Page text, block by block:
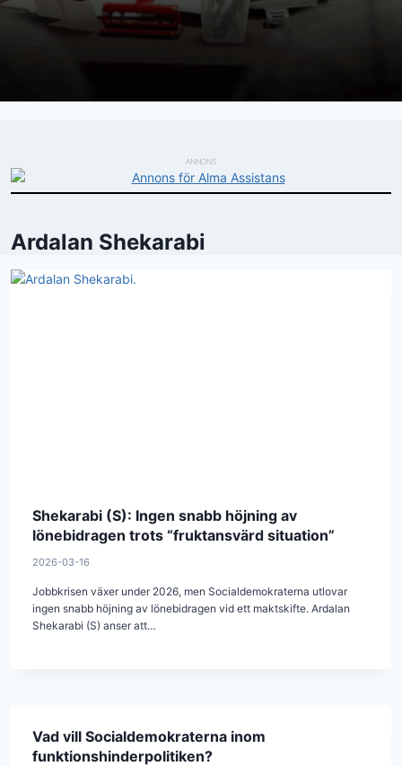
ANNONS
Ardalan Shekarabi
Shekarabi (S): Ingen snabb höjning av
lönebidragen trots “fruktansvärd situation”
2026-03-16
Jobbkrisen växer under 2026, men Socialdemokraterna utlovar
ingen snabb höjning av lönebidragen vid ett maktskifte. Ardalan
Shekarabi (S) anser att…
Vad vill Socialdemokraterna inom
funktionshinderpolitiken?